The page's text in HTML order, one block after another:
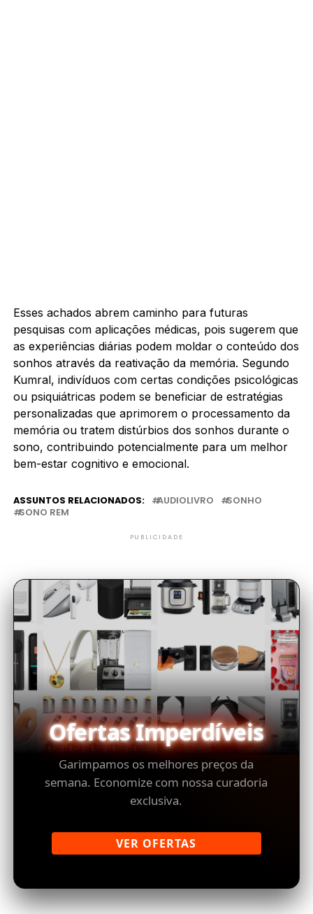
Esses achados abrem caminho para futuras
pesquisas com aplicações médicas, pois sugerem que
as experiências diárias podem moldar o conteúdo dos
sonhos através da reativação da memória. Segundo
Kumral, indivíduos com certas condições psicológicas
ou psiquiátricas podem se beneficiar de estratégias
personalizadas que aprimorem o processamento da
memória ou tratem distúrbios dos sonhos durante o
sono, contribuindo potencialmente para um melhor
bem-estar cognitivo e emocional.
ASSUNTOS RELACIONADOS: AUDIOLIVRO
SONHO
SONO REM
PUBLICIDADE
Ofertas Imperdíveis
Garimpamos os melhores preços da
semana. Economize com nossa curadoria
exclusiva.
VER OFERTAS